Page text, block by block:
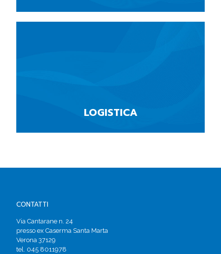
LOGISTICA
CONTATTI
Via Cantarane n. 24
presso ex Caserma Santa Marta
Verona 37129
tel. 045 8011978